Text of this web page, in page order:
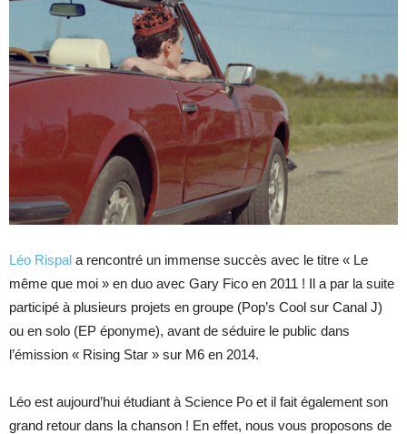
Léo Rispal a rencontré un immense succès avec le titre « Le
même que moi » en duo avec Gary Fico en 2011 ! Il a par la suite
participé à plusieurs projets en groupe (Pop’s Cool sur Canal J)
ou en solo (EP éponyme), avant de séduire le public dans
l’émission « Rising Star » sur M6 en 2014.
Léo est aujourd’hui étudiant à Science Po et il fait également son
grand retour dans la chanson ! En effet, nous vous proposons de